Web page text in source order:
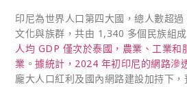
印尼為世界人口第四大國，總人數超
文化與族群，共由 1,340 多個民族組
人均 GDP 僅次於泰國，農業、工業和
業 。據統計，2024 年初印尼的網路滲
龐大人口紅利及國內網路建設加持下